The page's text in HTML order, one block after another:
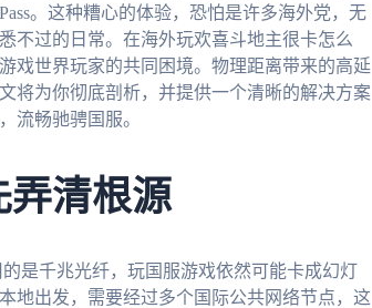
。这种糟心的体验，恐怕是许多海外党，无
不过的日常。在海外玩欢喜斗地主很卡怎么
戏世界玩家的共同困境。物理距离带来的高延
将为你彻底剖析，并提供一个清晰的解决方案
流畅驰骋国服。
弄清根源
是千兆光纤，玩国服游戏依然可能卡成幻灯
地出发，需要经过多个国际公共网络节点，这